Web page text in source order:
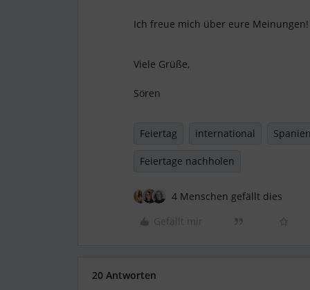
Ich freue mich über eure Meinungen!
Viele Grüße,
Sören
Feiertag international Spanien
Feiertage nachholen
4 Menschen gefällt dies
Gefällt mir
20 Antworten